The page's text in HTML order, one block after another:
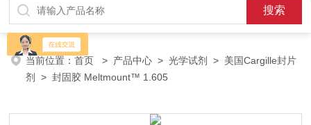
当前位置：首页 > 产品中心 >光学试剂 > 美国Cargille封片
剂
> 封固胶 Meltmount™ 1.605